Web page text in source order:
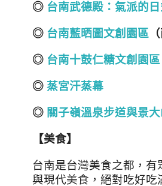
◎ 台南武德殿：氣派的
◎ 台南藍晒圖文創園區
◎ 台南十鼓仁糖文創園區
◎ 蒸宮汗蒸幕
◎ 關子嶺溫泉步道與景
【美食】
台南是台灣美食之都，有
與現代美食，絕對吃好吃